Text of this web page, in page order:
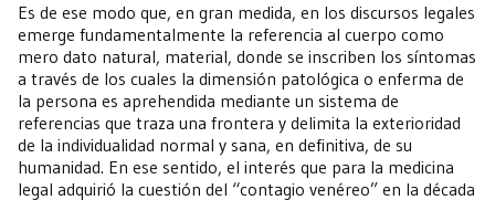
Es de ese modo que, en gran medida, en los discursos legales
emerge fundamentalmente la referencia al cuerpo como
mero dato natural, material, donde se inscriben los síntomas
a través de los cuales la dimensión patológica o enferma de
la persona es aprehendida mediante un sistema de
referencias que traza una frontera y delimita la exterioridad
de la individualidad normal y sana, en definitiva, de su
humanidad. En ese sentido, el interés que para la medicina
legal adquirió la cuestión del “contagio venéreo” en la década